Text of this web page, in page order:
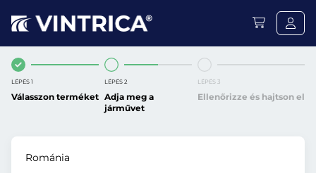
LÉPÉS 1
Válasszon terméket
LÉPÉS 2
Adja meg a
járművet
LÉPÉS 3
Ellenőrizze és hajtson el
Románia